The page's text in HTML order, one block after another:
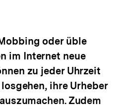
oder üble
im Internet neue
zu jeder Uhrzeit
ihre Urheber
Zudem